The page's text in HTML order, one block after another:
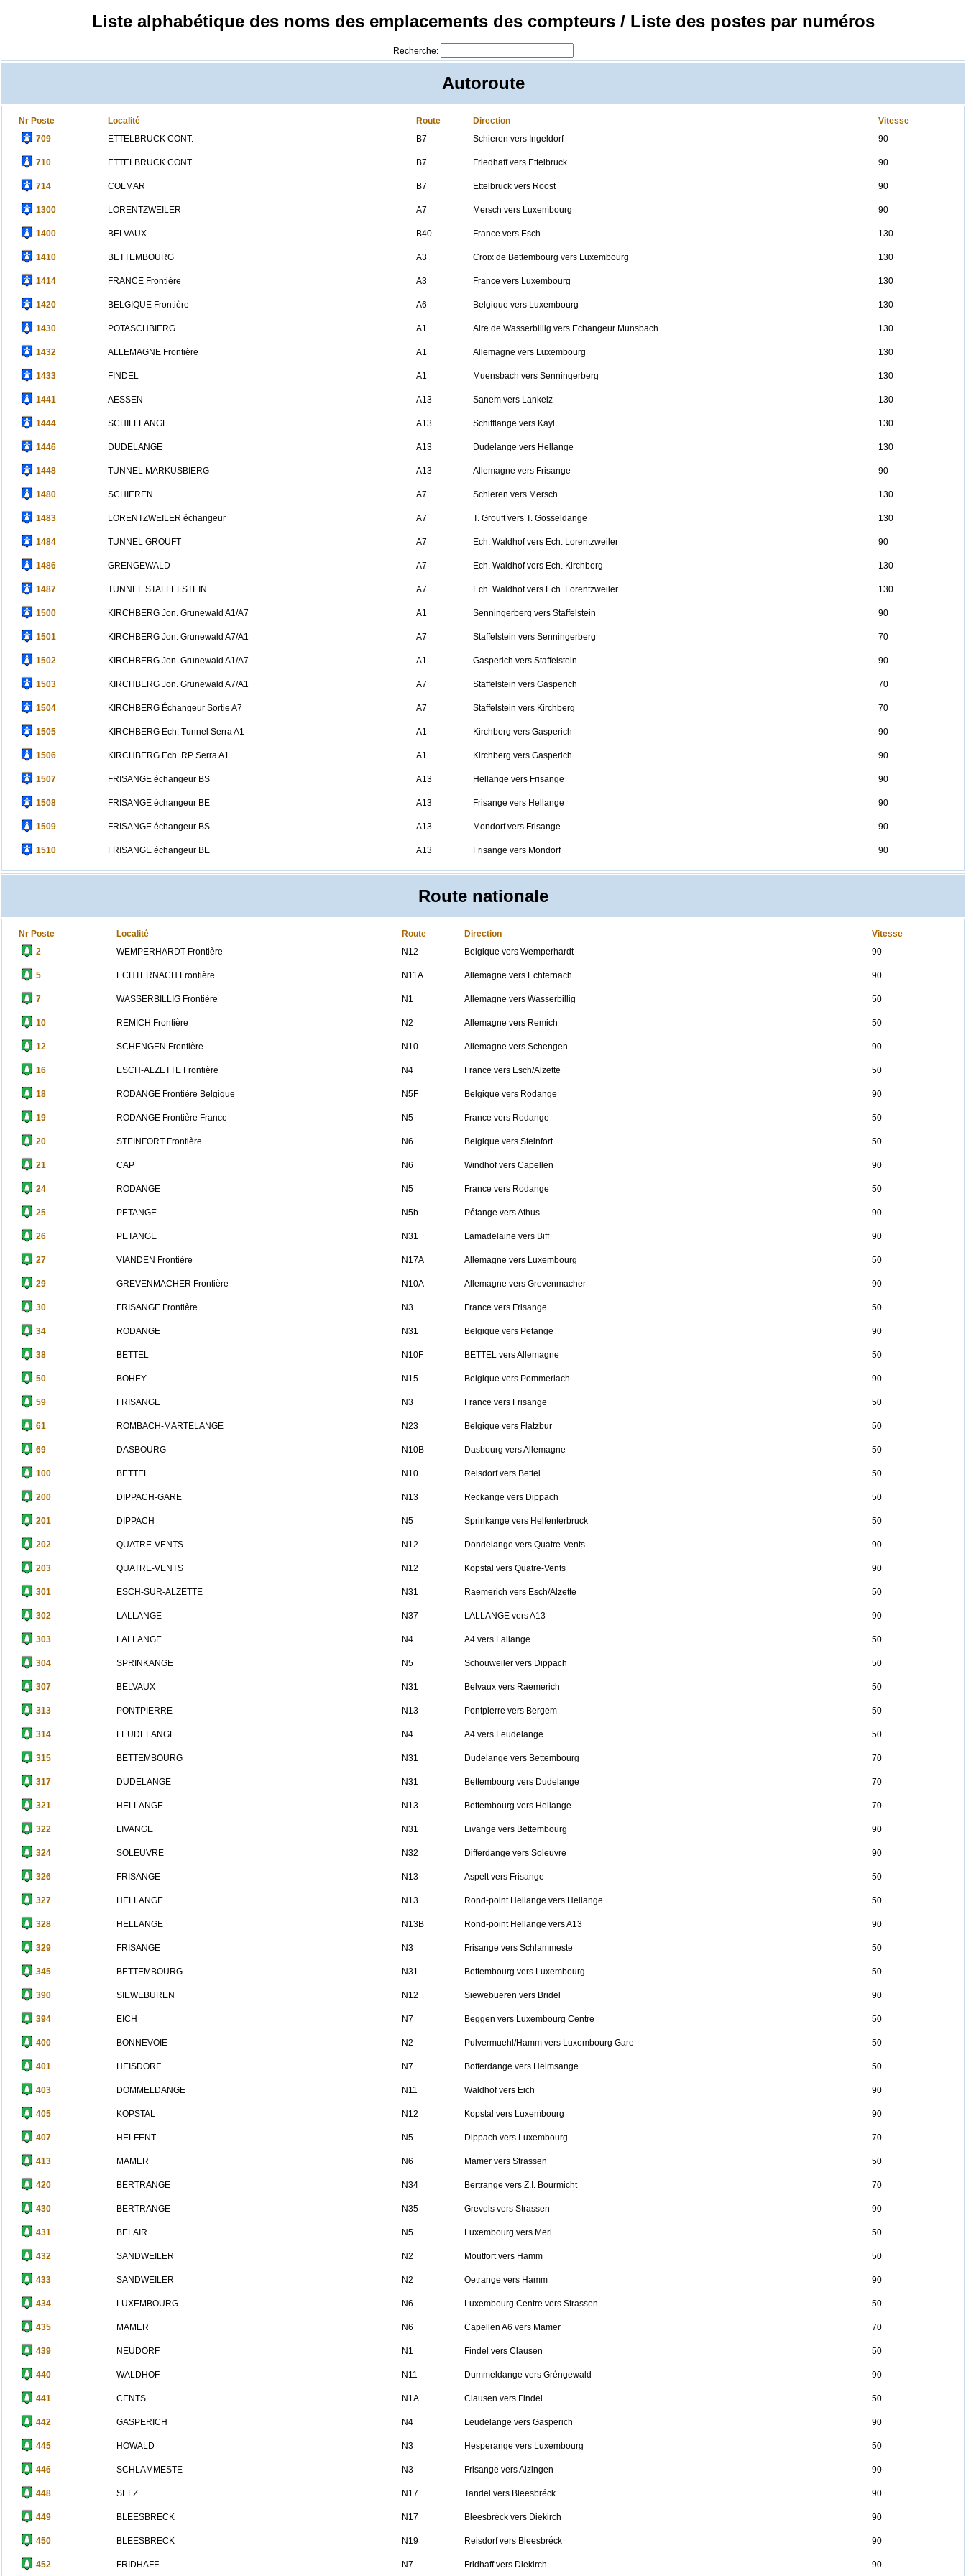
Liste alphabétique des noms des emplacements des compteurs / Liste des postes par numéros
Recherche:
Autoroute
Nr Poste Localité Route Direction
Vitesse
709
ETTELBRUCK CONT. B7 Schieren vers Ingeldorf 90
710 ETTELBRUCK CONT. B7 Friedhaff vers Ettelbruck 90
714 COLMAR B7 Ettelbruck vers Roost 90
1300 LORENTZWEILER A7 Mersch vers Luxembourg 90
1400 BELVAUX B40 France vers Esch 130
1410 BETTEMBOURG A3 Croix de Bettembourg vers Luxembourg 130
1414 FRANCE Frontière A3 France vers Luxembourg 130
1420 BELGIQUE Frontière A6 Belgique vers Luxembourg 130
1430 POTASCHBIERG A1 Aire de Wasserbillig vers Echangeur Munsbach 130
1432 ALLEMAGNE Frontière A1 Allemagne vers Luxembourg 130
1433 FINDEL A1 Muensbach vers Senningerberg 130
1441 AESSEN A13 Sanem vers Lankelz 130
1444 SCHIFFLANGE A13 Schifflange vers Kayl 130
1446 DUDELANGE A13 Dudelange vers Hellange 130
1448 TUNNEL MARKUSBIERG A13 Allemagne vers Frisange 90
1480 SCHIEREN A7 Schieren vers Mersch 130
1483 LORENTZWEILER échangeur A7 T. Grouft vers T. Gosseldange 130
1484 TUNNEL GROUFT A7 Ech. Waldhof vers Ech. Lorentzweiler 90
1486 GRENGEWALD A7 Ech. Waldhof vers Ech. Kirchberg 130
1487 TUNNEL STAFFELSTEIN A7 Ech. Waldhof vers Ech. Lorentzweiler 130
1500 KIRCHBERG Jon. Grunewald A1/A7 A1 Senningerberg vers Staffelstein 90
1501 KIRCHBERG Jon. Grunewald A7/A1 A7 Staffelstein vers Senningerberg 70
1502 KIRCHBERG Jon. Grunewald A1/A7 A1 Gasperich vers Staffelstein 90
1503 KIRCHBERG Jon. Grunewald A7/A1 A7 Staffelstein vers Gasperich 70
1504 KIRCHBERG Échangeur Sortie A7 A7 Staffelstein vers Kirchberg 70
1505 KIRCHBERG Ech. Tunnel Serra A1 A1 Kirchberg vers Gasperich 90
1506 KIRCHBERG Ech. RP Serra A1 A1 Kirchberg vers Gasperich 90
1507 FRISANGE échangeur BS A13 Hellange vers Frisange 90
1508 FRISANGE échangeur BE A13 Frisange vers Hellange 90
1509 FRISANGE échangeur BS A13 Mondorf vers Frisange 90
1510 FRISANGE échangeur BE A13 Frisange vers Mondorf 90
Route nationale
Nr Poste Localité Route Direction
Vitesse
2
WEMPERHARDT Frontière N12 Belgique vers Wemperhardt 90
5 ECHTERNACH Frontière N11A Allemagne vers Echternach 90
7 WASSERBILLIG Frontière N1 Allemagne vers Wasserbillig 50
10 REMICH Frontière N2 Allemagne vers Remich 50
12 SCHENGEN Frontière N10 Allemagne vers Schengen 90
16 ESCH-ALZETTE Frontière N4 France vers Esch/Alzette 50
18 RODANGE Frontière Belgique N5F Belgique vers Rodange 90
19 RODANGE Frontière France N5 France vers Rodange 50
20 STEINFORT Frontière N6 Belgique vers Steinfort 50
21 CAP N6 Windhof vers Capellen 90
24 RODANGE N5 France vers Rodange 50
25 PETANGE N5b Pétange vers Athus 90
26 PETANGE N31 Lamadelaine vers Biff 90
27 VIANDEN Frontière N17A Allemagne vers Luxembourg 50
29 GREVENMACHER Frontière N10A Allemagne vers Grevenmacher 90
30 FRISANGE Frontière N3 France vers Frisange 50
34 RODANGE N31 Belgique vers Petange 90
38 BETTEL N10F BETTEL vers Allemagne 50
50 BOHEY N15 Belgique vers Pommerlach 90
59 FRISANGE N3 France vers Frisange 50
61 ROMBACH-MARTELANGE N23 Belgique vers Flatzbur 50
69 DASBOURG N10B Dasbourg vers Allemagne 50
100 BETTEL N10 Reisdorf vers Bettel 50
200 DIPPACH-GARE N13 Reckange vers Dippach 50
201 DIPPACH N5 Sprinkange vers Helfenterbruck 50
202 QUATRE-VENTS N12 Dondelange vers Quatre-Vents 90
203 QUATRE-VENTS N12 Kopstal vers Quatre-Vents 90
301 ESCH-SUR-ALZETTE N31 Raemerich vers Esch/Alzette 50
302 LALLANGE N37 LALLANGE vers A13 90
303 LALLANGE N4 A4 vers Lallange 50
304 SPRINKANGE N5 Schouweiler vers Dippach 50
307 BELVAUX N31 Belvaux vers Raemerich 50
313 PONTPIERRE N13 Pontpierre vers Bergem 50
314 LEUDELANGE N4 A4 vers Leudelange 50
315 BETTEMBOURG N31 Dudelange vers Bettembourg 70
317 DUDELANGE N31 Bettembourg vers Dudelange 70
321 HELLANGE N13 Bettembourg vers Hellange 70
322 LIVANGE N31 Livange vers Bettembourg 90
324 SOLEUVRE N32 Differdange vers Soleuvre 90
326 FRISANGE N13 Aspelt vers Frisange 50
327 HELLANGE N13 Rond-point Hellange vers Hellange 50
328 HELLANGE N13B Rond-point Hellange vers A13 90
329 FRISANGE N3 Frisange vers Schlammeste 50
345 BETTEMBOURG N31 Bettembourg vers Luxembourg 50
390 SIEWEBUREN N12 Siewebueren vers Bridel 90
394 EICH N7 Beggen vers Luxembourg Centre 50
400 BONNEVOIE N2 Pulvermuehl/Hamm vers Luxembourg Gare 50
401 HEISDORF N7 Bofferdange vers Helmsange 50
403 DOMMELDANGE N11 Waldhof vers Eich 90
405 KOPSTAL N12 Kopstal vers Luxembourg 90
407 HELFENT N5 Dippach vers Luxembourg 70
413 MAMER N6 Mamer vers Strassen 50
420 BERTRANGE N34 Bertrange vers Z.I. Bourmicht 70
430 BERTRANGE N35 Grevels vers Strassen 90
431 BELAIR N5 Luxembourg vers Merl 50
432 SANDWEILER N2 Moutfort vers Hamm 50
433 SANDWEILER N2 Oetrange vers Hamm 90
434 LUXEMBOURG N6 Luxembourg Centre vers Strassen 50
435 MAMER N6 Capellen A6 vers Mamer 70
439 NEUDORF N1 Findel vers Clausen 50
440 WALDHOF N11 Dummeldange vers Gréngewald 90
441 CENTS N1A Clausen vers Findel 50
442 GASPERICH N4 Leudelange vers Gasperich 90
445 HOWALD N3 Hesperange vers Luxembourg 50
446 SCHLAMMESTE N3 Frisange vers Alzingen 90
448 SELZ N17 Tandel vers Bleesbréck 90
449 BLEESBRECK N17 Bleesbréck vers Diekirch 90
450 BLEESBRECK N19 Reisdorf vers Bleesbréck 90
452 FRIDHAFF N7 Fridhaff vers Diekirch 90